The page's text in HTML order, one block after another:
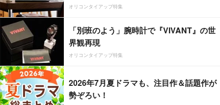
オリコンタイアップ特集
「別班のよう」腕時計で『VIVANT』の世
界観再現
オリコンタイアップ特集
2026年7月夏ドラマも、注目作＆話題作が
勢ぞろい！